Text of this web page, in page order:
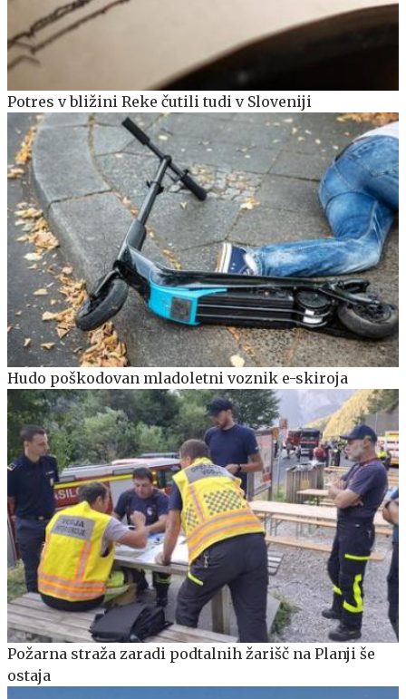
Potres v bližini Reke čutili tudi v Sloveniji
Hudo poškodovan mladoletni voznik e-skiroja
Požarna straža zaradi podtalnih žarišč na Planji še
ostaja